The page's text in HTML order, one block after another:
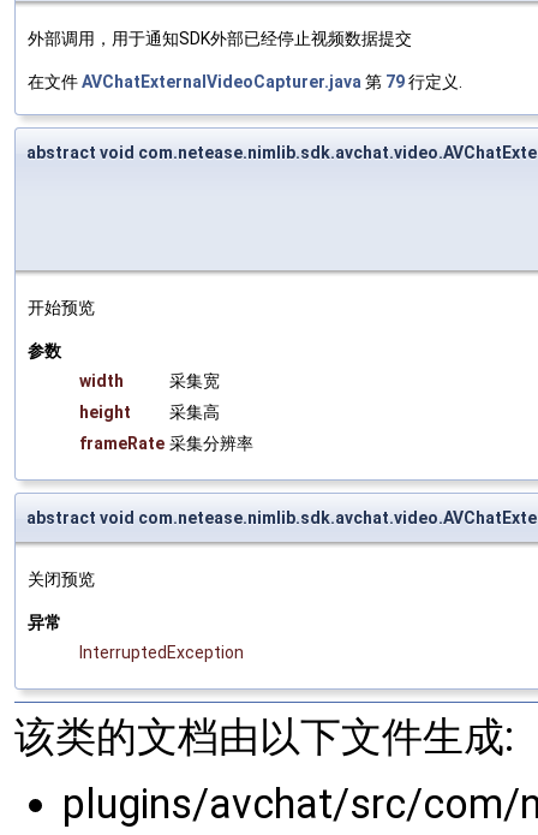
外部调用，用于通知SDK外部已经停止视频数据提交
在文件AVChatExternalVideoCapturer.java第 79行定义.
abstract void
开始预览
参数
width
采集宽
height
采集高
frameRate 采集分辨率
abstract void
关闭预览
异常
InterruptedException
该类的文档由以下文件生成:
plugins/avchat/src/com/